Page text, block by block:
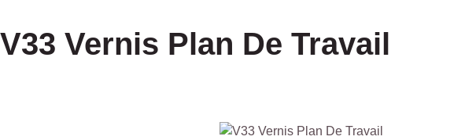
V33 Vernis Plan De Travail